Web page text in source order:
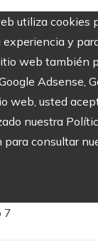
utiliza cookies
experiencia y
web también
Adsense,
web, usted
nuestra
consultar
7